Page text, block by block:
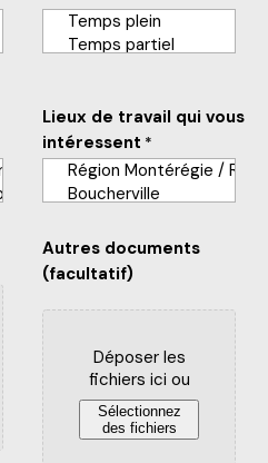
Lieux de travail qui vous
intéressent *
Autres documents
(facultatif)
Déposer les
fichiers ici ou
Sélectionnez
des fichiers